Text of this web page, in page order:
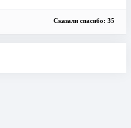
Сказали спасибо: 35